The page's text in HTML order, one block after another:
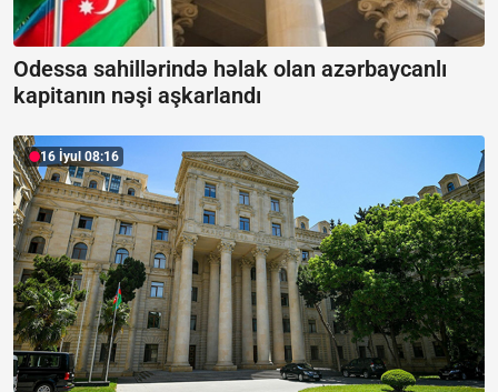
Odessa sahillərində həlak olan azərbaycanlı
kapitanın nəşi aşkarlandı
16 İyul 08:16